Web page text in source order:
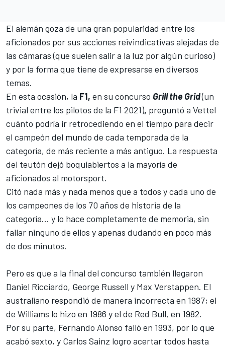
El alemán goza de una gran popularidad entre los
aficionados por sus acciones reivindicativas alejadas de
las cámaras (que suelen salir a la luz por algún curioso)
y por la forma que tiene de expresarse en diversos
temas.
En esta ocasión, la F1, en su concurso Grill the Grid(un
trivial entre los pilotos de la F1 2021), preguntó a Vettel
cuánto podría ir retrocediendo en el tiempo para decir
el campeón del mundo de cada temporada de la
categoría, de más reciente a más antiguo. La respuesta
del teutón dejó boquiabiertos a la mayoría de
aficionados al motorsport.
Citó nada más y nada menos que a todos y cada uno de
los campeones de los 70 años de historia de la
categoría... y lo hace completamente de memoria, sin
fallar ninguno de ellos y apenas dudando en poco más
de dos minutos.
Pero es que a la final del concurso también llegaron
Daniel Ricciardo, George Russell y Max Verstappen. El
australiano respondió de manera incorrecta en 1987; el
de Williams lo hizo en 1986 y el de Red Bull, en 1982.
Por su parte, Fernando Alonso falló en 1993, por lo que
acabó sexto, y Carlos Sainz logro acertar todos hasta